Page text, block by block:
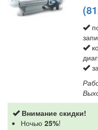
Внимание скидки!
Ночью 25%!